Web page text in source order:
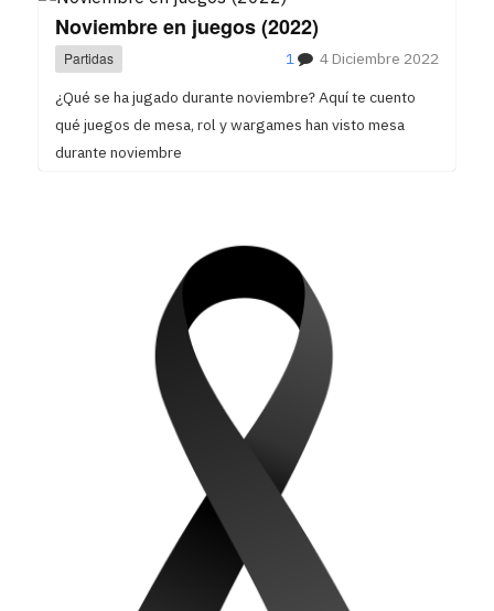
Noviembre en juegos (2022)
Partidas 4 Diciembre 2022
1
¿Qué se ha jugado durante noviembre? Aquí te cuento
qué juegos de mesa, rol y wargames han visto mesa
durante noviembre